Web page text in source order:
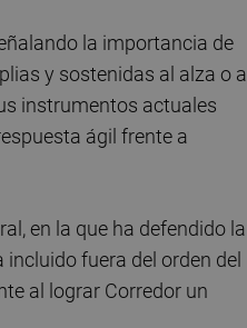
la importancia de
y sostenidas al alza o a
instrumentos actuales
ágil frente a
en la que ha defendido la
fuera del orden del
al lograr Corredor un